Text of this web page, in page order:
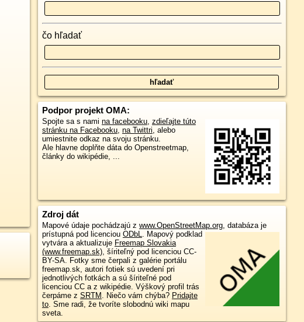
čo hľadať
Podpor projekt OMA:
Spojte sa s nami na facebooku, zdieľajte túto
stránku na Facebooku, na Twittri, alebo
umiestnite odkaz na svoju stránku.
Ale hlavne doplňte dáta do Openstreetmap,
články do wikipédie, ...
Zdroj dát
Mapové údaje pochádzajú z www.OpenStreetMap.org, databáza je
prístupná pod licenciou ODbL. Mapový podklad
vytvára a aktualizuje Freemap Slovakia
(www.freemap.sk), šíriteľný pod licenciou CC-
BY-SA. Fotky sme čerpali z galérie portálu
freemap.sk, autori fotiek sú uvedení pri
jednotlivých fotkách a sú šíriteľné pod
licenciou CC a z wikipédie. Výškový profil trás
čerpáme z SRTM . Niečo vám chýba? Pridajte
to. Sme radi, že tvoríte slobodnú wiki mapu
sveta.